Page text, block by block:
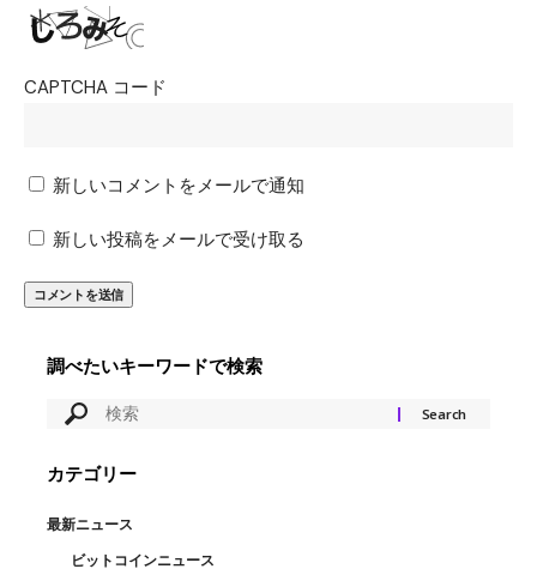
CAPTCHA コード
新しいコメントをメールで通知
新しい投稿をメールで受け取る
調べたいキーワードで検索
カテゴリー
最新ニュース
ビットコインニュース